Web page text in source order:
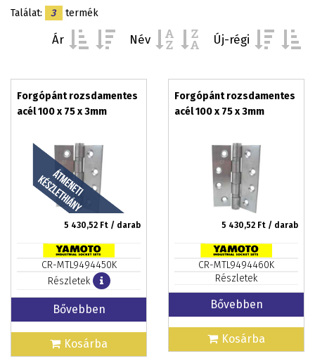
Találat: 3 termék
Ár Név Új-régi
Forgópánt rozsdamentes
acél 100 x 75 x 3mm
5 430,52 Ft / darab
CR-MTL9494450K
Részletek
Bővebben
Kosárba
Forgópánt rozsdamentes
acél 100 x 75 x 3mm
5 430,52 Ft / darab
CR-MTL9494460K
Részletek
Bővebben
Kosárba